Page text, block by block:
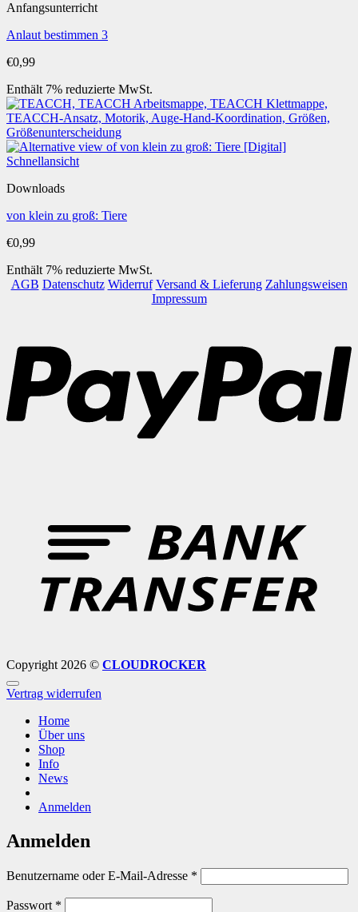
Anfangsunterricht
Anlaut bestimmen 3
€0,99
Enthält 7% reduzierte MwSt.
Schnellansicht
Downloads
von klein zu groß: Tiere
€0,99
Enthält 7% reduzierte MwSt.
AGB Datenschutz Widerruf Versand & Lieferung Zahlungsweisen
Impressum
Copyright 2026 © CLOUDROCKER
Vertrag widerrufen
Home
Über uns
Shop
Info
News
Anmelden
Anmelden
Benutzername oder E-Mail-Adresse *
Passwort *